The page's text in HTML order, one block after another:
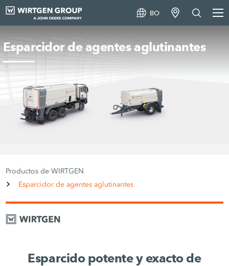
BO
Esparcidor de agentes aglutinantes
Productos de WIRTGEN
Esparcidor de agentes aglutinantes
Esparcido potente y exacto de